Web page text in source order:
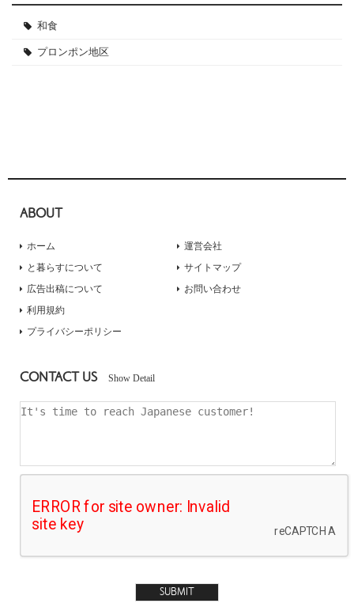
和食
プロンポン地区
ABOUT
ホーム
と暮らすについて
広告出稿について
運営会社
サイトマップ
お問い合わせ
利用規約
プライバシーポリシー
CONTACT US Show Detail